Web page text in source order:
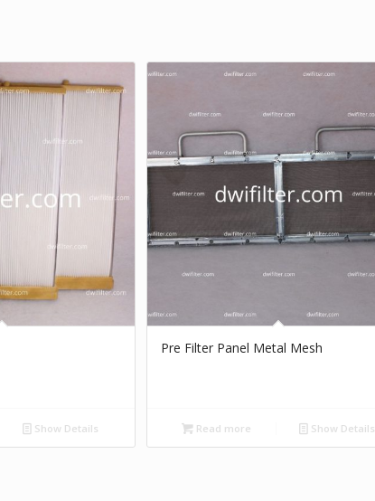
Show Details
Pre Filter Panel Metal Mesh
Read more Show Details